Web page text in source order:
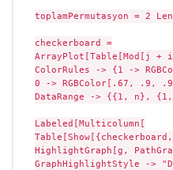
toplamPermutasyon = 2
checkerboard =
ColorRules -> {1 ->
0 -> RGBColor[.67, .9,
DataRange -> {{1, n},
Labeled[Multicolumn[
Table[Show[{checkerboard,
HighlightGraph[g,
GraphHighlightStyle ->